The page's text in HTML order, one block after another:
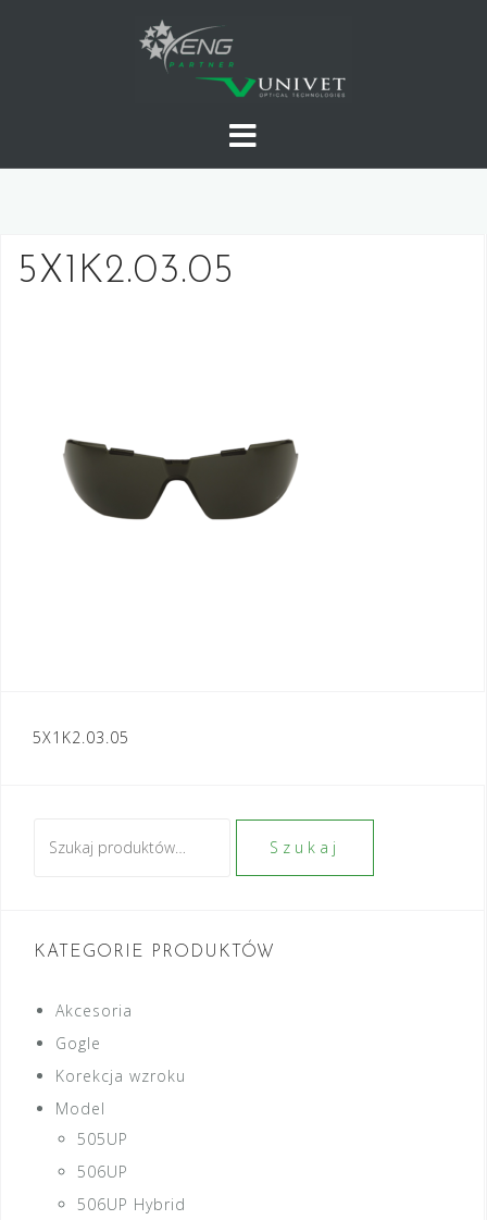
5X1K2.03.05
Nawigacja
5X1K2.03.05
Szukaj
KATEGORIE PRODUKTÓW
Akcesoria
Gogle
Korekcja wzroku
Model
505UP
506UP
506UP Hybrid